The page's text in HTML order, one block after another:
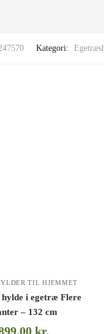
Kategori:
TIL HJEMMET
i egetræ Flere
– 132 cm
kr.